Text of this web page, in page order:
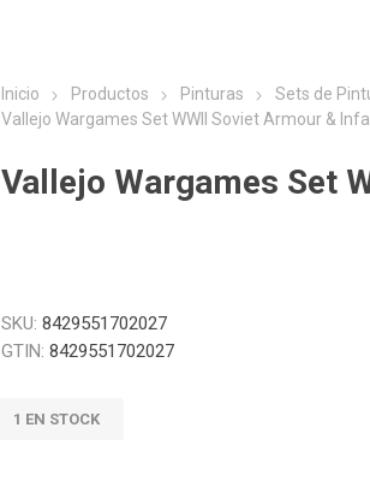
Inicio Productos Pinturas Sets de
Vallejo Wargames Set WWII Soviet Armour &
Vallejo Wargames Set
SKU: 8429551702027
GTIN: 8429551702027
1 EN STOCK